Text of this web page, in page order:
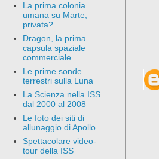
La prima colonia
umana su Marte,
privata?
Dragon, la prima
capsula spaziale
commerciale
Le prime sonde
terrestri sulla Luna
La Scienza nella ISS
dal 2000 al 2008
Le foto dei siti di
allunaggio di Apollo
Spettacolare video-
tour della ISS